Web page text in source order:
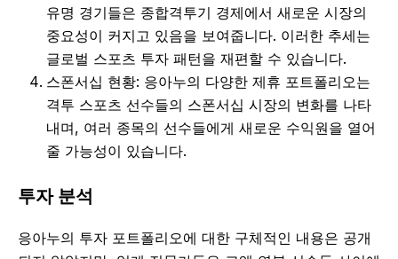
유명 경기들은 종합격투기 경제에서 새로운 시장의
중요성이 커지고 있음을 보여줍니다. 이러한 추세는
글로벌 스포츠 투자 패턴을 재편할 수 있습니다.
스폰서십 현황: 응아누의 다양한 제휴 포트폴리오는
격투 스포츠 선수들의 스폰서십 시장의 변화를 나타
내며, 여러 종목의 선수들에게 새로운 수익원을 열어
줄 가능성이 있습니다.
투자 분석
응아누의 투자 포트폴리오에 대한 구체적인 내용은 공개